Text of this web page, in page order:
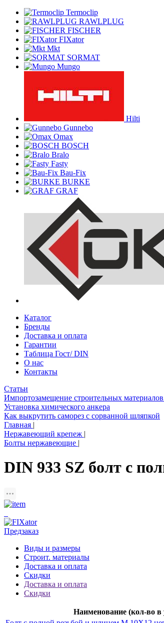
Termoclip
RAWLPLUG
FISCHER
FIXator
Mkt
SORMAT
Mungo
Hilti
Gunnebo
Omax
BOSCH
Bralo
Fasty
Bau-Fix
BURKE
GRAF
Каталог
Бренды
Доставка и оплата
Гарантии
Таблица Гост/ DIN
О нас
Контакты
Статьи
Импортозамещение строительных
Установка химического анкера
Как выкрутить саморез с сорванной шляпкой
Главная |
Нержавеющий крепеж |
Болты нержавеющие |
DIN 933 SZ болт с
Предзаказ
Виды и размеры
Строит. материалы
Доставка и оплата
Скидки
Доставка и оплата
Скидки
Наименование (кол-во в